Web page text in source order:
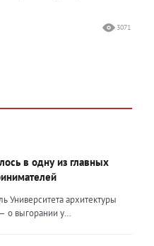
3071
в одну из главных
Университета архитектуры
о выгорании у